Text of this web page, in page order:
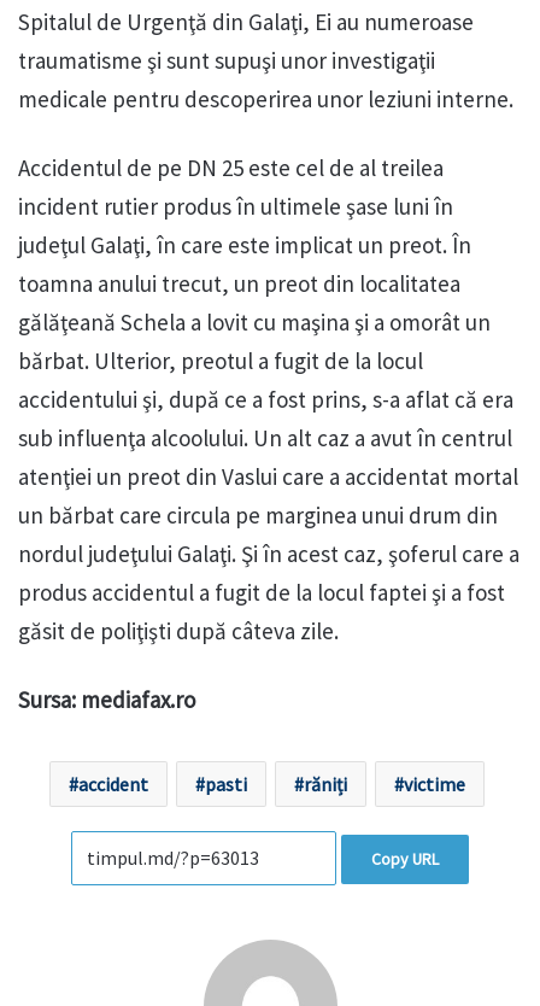
Spitalul de Urgenţă din Galaţi, Ei au numeroase
traumatisme şi sunt supuşi unor investigaţii
medicale pentru descoperirea unor leziuni interne.
Accidentul de pe DN 25 este cel de al treilea
incident rutier produs în ultimele şase luni în
judeţul Galaţi, în care este implicat un preot. În
toamna anului trecut, un preot din localitatea
gălăţeană Schela a lovit cu maşina şi a omorât un
bărbat. Ulterior, preotul a fugit de la locul
accidentului şi, după ce a fost prins, s-a aflat că era
sub influenţa alcoolului. Un alt caz a avut în centrul
atenţiei un preot din Vaslui care a accidentat mortal
un bărbat care circula pe marginea unui drum din
nordul judeţului Galaţi. Şi în acest caz, şoferul care a
produs accidentul a fugit de la locul faptei şi a fost
găsit de poliţişti după câteva zile.
Sursa: mediafax.ro
accident pasti răniți victime
Copy URL